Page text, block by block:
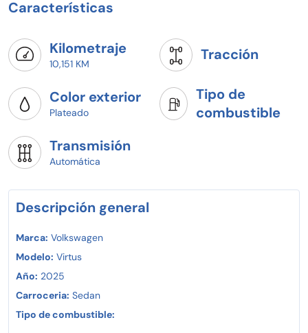
Características
Kilometraje
10,151 KM
Tracción
Color exterior
Plateado
Tipo de
combustible
Transmisión
Automática
Descripción general
Marca: Volkswagen
Modelo: Virtus
Año: 2025
Carroceria: Sedan
Tipo de combustible: